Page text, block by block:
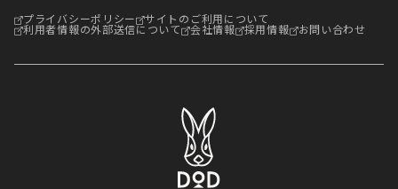
プライバシーポリシー サイトのご利用について
利用者情報の外部送信について 会社情報 採用情報 お問い合わせ